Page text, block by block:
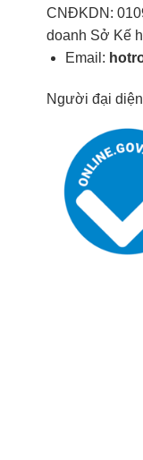
CNĐKDN:
doanh Sở Kế
Email:
Người đại